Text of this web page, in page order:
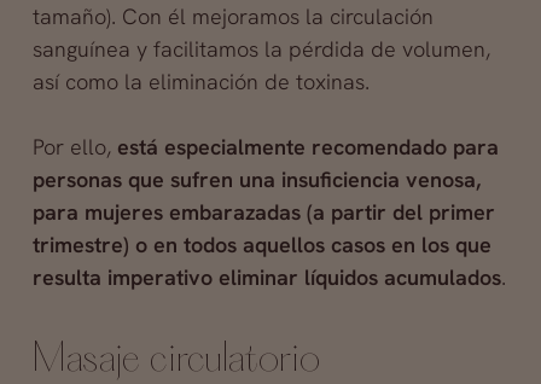
tamaño). Con él mejoramos la circulación
sanguínea y facilitamos la pérdida de volumen,
así como la eliminación de toxinas.
Por ello, está especialmente recomendado para
personas que sufren una insuficiencia venosa,
para mujeres embarazadas (a partir del primer
trimestre) o en todos aquellos casos en los que
resulta imperativo eliminar líquidos acumulados.
Masaje circulatorio